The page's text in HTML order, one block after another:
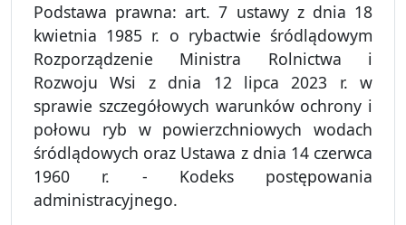
Podstawa prawna: art. 7 ustawy z dnia 18
kwietnia 1985 r. o rybactwie śródlądowym
Rozporządzenie Ministra Rolnictwa i
Rozwoju Wsi z dnia 12 lipca 2023 r. w
sprawie szczegółowych warunków ochrony i
połowu ryb w powierzchniowych wodach
śródlądowych oraz Ustawa z dnia 14 czerwca
1960 r. - Kodeks postępowania
administracyjnego.